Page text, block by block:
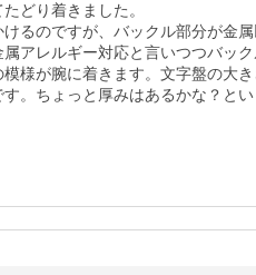
どり着きました。
るのですが、バックル部分が金
アレルギー対応と言いつつバック
様が腕に着きます。文字盤の大き
。ちょっと厚みはあるかな？とい